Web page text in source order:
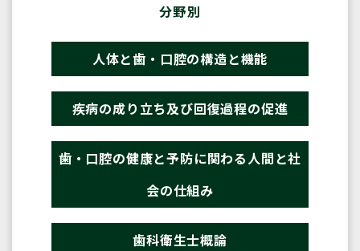
分野別
人体と歯・口腔の構造と機能
疾病の成り立ち及び回復過程の促進
歯・口腔の健康と予防に関わる人間と社
会の仕組み
歯科衛生士概論